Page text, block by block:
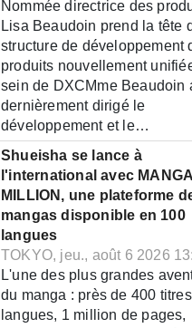
Nommée directrice des
Lisa Beaudoin prend la tête
structure de développement
produits nouvellement
sein de DXCMme Beaudoin
dernièrement dirigé le
développement et le…
Shueisha se lance à
l'international avec MANGA
MILLION, une plateforme
mangas disponible en 100
langues
TOKYO, jeu., août 6 2026
L'une des plus grandes
du manga : près de 400
langues, 1 million de pages,